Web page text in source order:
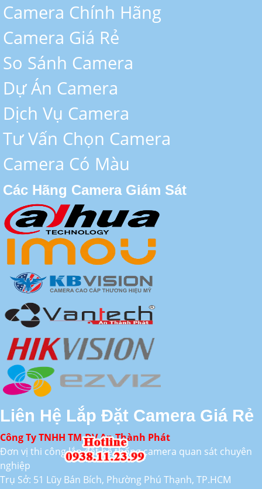
Camera Chính Hãng
Camera Giá Rẻ
So Sánh Camera
Dự Án Camera
Dịch Vụ Camera
Tư Vấn Chọn Camera
Camera Có Màu
Các Hãng Camera Giám Sát
Liên Hệ Lắp Đặt Camera Giá Rẻ
Công Ty TNHH TM-DV An Thành Phát
Đơn vị thi công lắp đặt hệ thống camera quan sát chuyên
nghiệp
Trụ Sở: 51 Lũy Bán Bích, Phường Phú Thạnh, TP.HCM